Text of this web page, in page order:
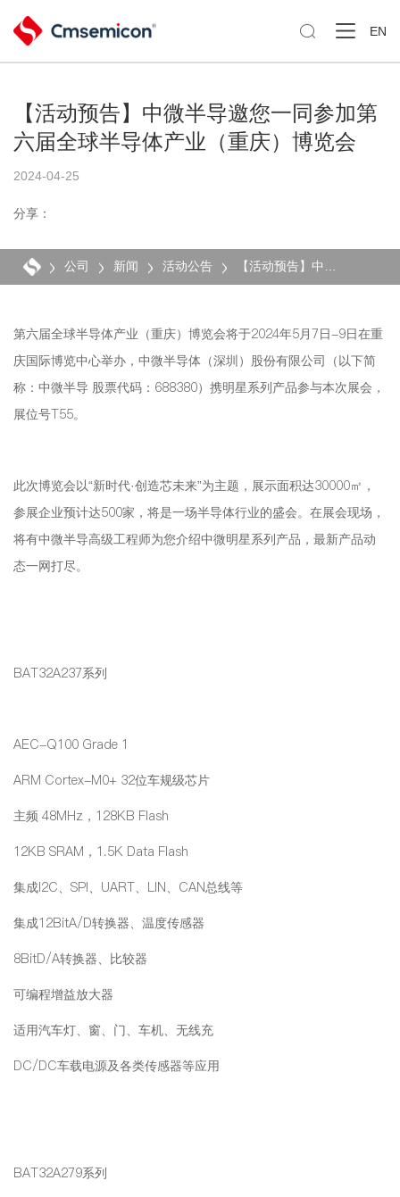
 EN
【活动预告】中微半导邀您一同参加第
六届全球半导体产业（重庆）博览会
2024-04-25
分享：
公司 新闻 活动公告
第六届全球半导体产业（重庆）博览会将于2024年5月7日-9日在重
庆国际博览中心举办，中微半导体（深圳）股份有限公司（以下简
称：中微半导 股票代码：688380）携明星系列产品参与本次展会，
展位号T55。
此次博览会以“新时代·创造芯未来”为主题，展示面积达30000㎡，
参展企业预计达500家，将是一场半导体行业的盛会。在展会现场，
将有中微半导高级工程师为您介绍中微明星系列产品，最新产品动
态一网打尽。
BAT32A237系列
AEC-Q100 Grade 1
ARM Cortex-M0+ 32位车规级芯片
主频 48MHz，128KB Flash
12KB SRAM，1.5K Data Flash
集成I2C、SPI、UART、LIN、CAN总线等
集成12BitA/D转换器、温度传感器
8BitD/A转换器、比较器
可编程增益放大器
适用汽车灯、窗、门、车机、无线充
DC/DC车载电源及各类传感器等应用
BAT32A279系列